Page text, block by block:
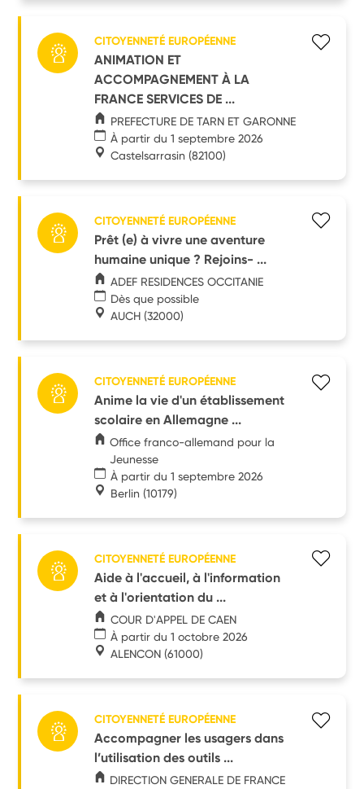
CITOYENNETÉ EUROPÉENNE
ANIMATION ET
ACCOMPAGNEMENT À LA
FRANCE SERVICES DE ...
PREFECTURE DE TARN ET GARONNE
À partir du 1 septembre 2026
Castelsarrasin (82100)
CITOYENNETÉ EUROPÉENNE
Prêt (e) à vivre une aventure
humaine unique ? Rejoins- ...
ADEF RESIDENCES OCCITANIE
Dès que possible
AUCH (32000)
CITOYENNETÉ EUROPÉENNE
Anime la vie d'un établissement
scolaire en Allemagne ...
Office franco-allemand pour la
Jeunesse
À partir du 1 septembre 2026
Berlin (10179)
CITOYENNETÉ EUROPÉENNE
Aide à l'accueil, à l'information
et à l'orientation du ...
COUR D'APPEL DE CAEN
À partir du 1 octobre 2026
ALENCON (61000)
CITOYENNETÉ EUROPÉENNE
Accompagner les usagers dans
l’utilisation des outils ...
DIRECTION GENERALE DE FRANCE